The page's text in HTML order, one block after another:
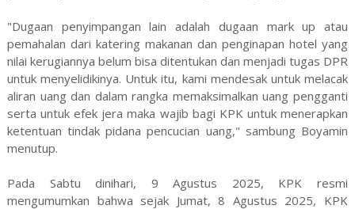
"Dugaan penyimpangan lain adalah dugaan mark up atau
pemahalan dari katering makanan dan penginapan hotel yang
nilai kerugiannya belum bisa ditentukan dan menjadi tugas DPR
untuk menyelidikinya. Untuk itu, kami mendesak untuk melacak
aliran uang dan dalam rangka memaksimalkan uang pengganti
serta untuk efek jera maka wajib bagi KPK untuk menerapkan
ketentuan tindak pidana pencucian uang," sambung Boyamin
menutup.
Pada Sabtu dinihari, 9 Agustus 2025, KPK resmi
mengumumkan bahwa sejak Jumat, 8 Agustus 2025, KPK